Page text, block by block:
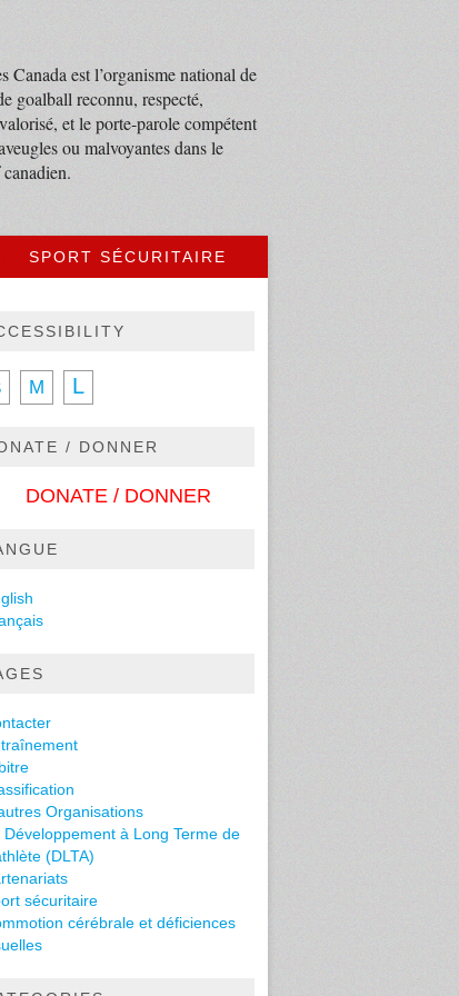
Canada est l’organisme national de
goalball reconnu, respecté,
et le porte-parole compétent
ou malvoyantes dans le
SPORT SÉCURITAIRE
M L
/ DONNER
DONATE / DONNER
Organisations
Développement à Long Terme de
(DLTA)
sécuritaire
cérébrale et déficiences